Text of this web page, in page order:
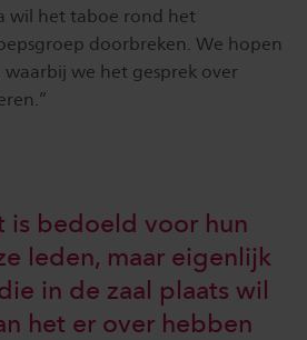
wil het taboe rond het
doorbreken. We hopen
we het gesprek over
is bedoeld voor hun
leden, maar eigenlijk
in de zaal plaats wil
het er over hebben